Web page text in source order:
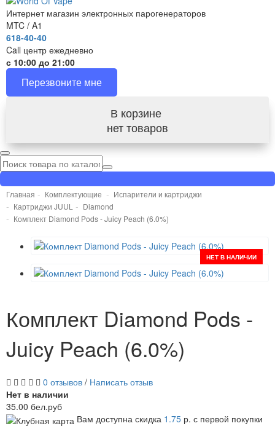
Интернет магазин электронных парогенераторов
MTC / A1
618-40-40
Call центр ежедневно
с 10:00 до 21:00
Перезвоните мне
В корзине
нет товаров
Главная Комплектующие
Испарители и картриджи
Картриджи JUUL
Diamond
Комплект Diamond Pods - Juicy Peach (6.0%)
НЕТ В НАЛИЧИИ
Комплект Diamond Pods -
Juicy Peach (6.0%)
0 отзывов / Написать отзыв
Нет в наличии
35.00 бел.руб
Вам доступна скидка 1.75 р. с первой покупки